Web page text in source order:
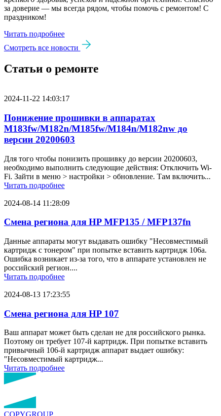
за доверие — мы всегда рядом, чтобы помочь с ремонтом! С
праздником!
Читать подробнее
Смотреть все новости
Статьи о ремонте
2024-11-22 14:03:17
Понижение прошивки в аппаратах
M183fw/M182n/M185fw/M184n/M182nw до
версии 20200603
Для того чтобы понизить прошивку до версии 20200603,
необходимо выполнить следующие действия: Отключить Wi-
Fi. Зайти в меню > настройки > обновление. Там включить...
Читать подробнее
2024-08-14 11:28:09
Смена региона для HP MFP135 / MFP137fn
Данные аппараты могут выдавать ошибку "Несовместимый
картридж с тонером" при попытке вставить картридж 106a.
Ошибка возникает из-за того, что в аппарате установлен не
российский регион....
Читать подробнее
2024-08-13 17:23:55
Смена региона для HP 107
Ваш аппарат может быть сделан не для российского рынка.
Поэтому он требует 107-й картридж. При попытке вставить
привычный 106-й картридж аппарат выдает ошибку:
"Несовместимый картридж...
Читать подробнее